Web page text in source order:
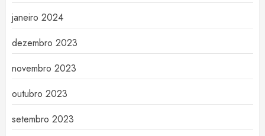
janeiro 2024
dezembro 2023
novembro 2023
outubro 2023
setembro 2023